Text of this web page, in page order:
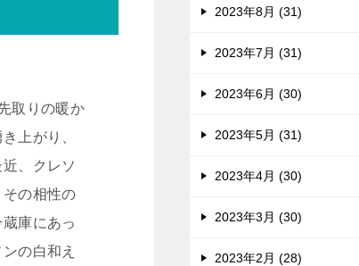
取りの暖か
上がり、
、クレソ
の相性の
庫にあっ
の白和え
2023年8月 (31)
2023年7月 (31)
2023年6月 (30)
2023年5月 (31)
2023年4月 (30)
2023年3月 (30)
2023年2月 (28)